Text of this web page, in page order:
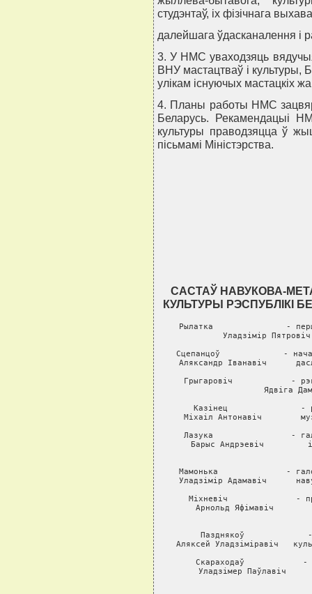
студэнтаў, iх фiзiчнага
далейшага ўдасканалення i
3. У НМС уваходзяць
ВНУ мастацтваў i культуры,
улiкам iснуючых мастацкiх
4. Планы работы НМС
Беларусь. Рекамендацыi
культуры праводзяцца ў
пiсьмамi Мiнiстэрства.
САСТАЎ НАВУКОВА-
КУЛЬТУРЫ РЭСПУБЛIКI
Рылатка               - першы
Уладзiмiр
Сцепанцоў             -
Аляксандр Iванавiч
Грыгаровiч            -
Ядвiга
Казiнец               -
Мiхаiл Антонавiч
Лазука                -
Барыс Андрэевiч         i
Мамонька              -
Уладзiмiр Адамавiч
Мiхневiч              -
Арнольд Яфiмавiч
Пазднякоў             -
Аляксей Уладзiмiравiч
Скараходаў            -
Уладзiмер Паўлавiч